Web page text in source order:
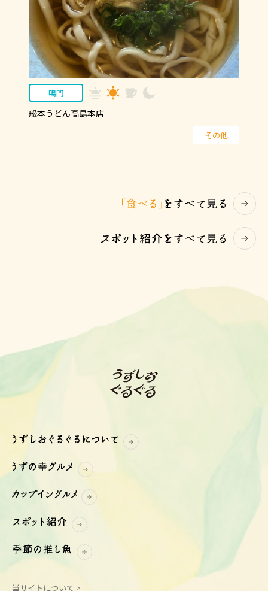
鳴門
舩本うどん高島本店
その他
当サイトについて >